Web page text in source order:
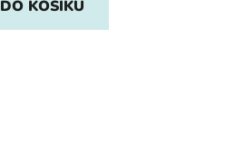
DO KOŠÍKU